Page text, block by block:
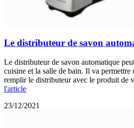
Le distributeur de savon
Le distributeur de savon automatique
cuisine et la salle de bain. Il va
remplir le distributeur avec le produit de
l'article
23/12/2021